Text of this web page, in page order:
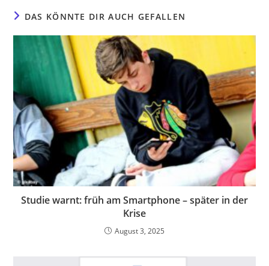
DAS KÖNNTE DIR AUCH GEFALLEN
Studie warnt: früh am Smartphone – später in der
Krise
August 3, 2025